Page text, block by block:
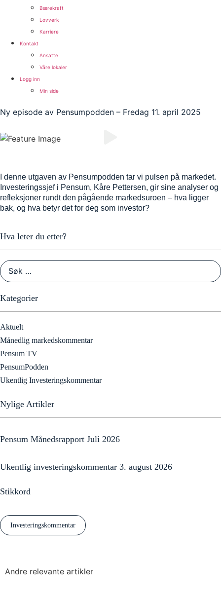
Bærekraft
Lovverk
Karriere
Kontakt
Ansatte
Våre lokaler
Logg inn
Min side
Ny episode av Pensumpodden – Fredag 11. april 2025
I denne utgaven av Pensumpodden tar vi pulsen på markedet.
Investeringssjef i Pensum, Kåre Pettersen, gir sine analyser og
refleksjoner rundt den pågående markedsuroen – hva ligger
bak, og hva betyr det for deg som investor?
Hva leter du etter?
Kategorier
Aktuelt
Månedlig markedskommentar
Pensum TV
PensumPodden
Ukentlig Investeringskommentar
Nylige Artikler
Pensum Månedsrapport Juli 2026
Ukentlig investeringskommentar 3. august 2026
Stikkord
Investeringskommentar
Andre relevante artikler​